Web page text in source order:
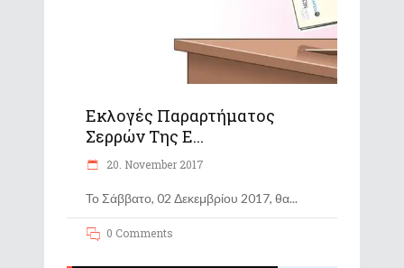
Εκλογές Παραρτήματος
Σερρών Της Ε...
20. November 2017
Το Σάββατο, 02 Δεκεμβρίου 2017, θα
0 Comments